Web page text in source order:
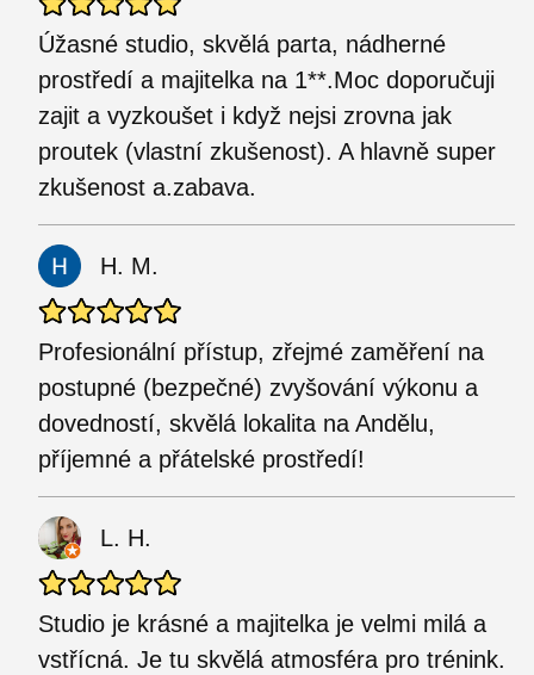
Úžasné studio, skvělá parta, nádherné
prostředí a majitelka na 1**.Moc doporučuji
zajit a vyzkoušet i když nejsi zrovna jak
proutek (vlastní zkušenost). A hlavně super
zkušenost a.zabava.
H. M.
Profesionální přístup, zřejmé zaměření na
postupné (bezpečné) zvyšování výkonu a
dovedností, skvělá lokalita na Andělu,
příjemné a přátelské prostředí!
L. H.
Studio je krásné a majitelka je velmi milá a
vstřícná. Je tu skvělá atmosféra pro trénink.